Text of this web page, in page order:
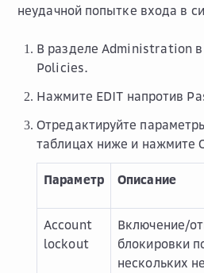
неудачной попытке входа в
В разделе Administration
Policies.
Нажмите EDIT напротив
Отредактируйте
таблицах ниже и нажмите
Параметр Описание
Account
lockout
Включение/
блокировки
нескольких